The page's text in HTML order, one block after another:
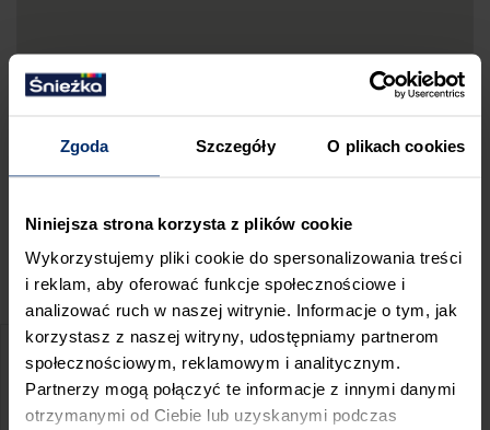
Zgoda Szczegóły O plikach cookies
Niniejsza strona korzysta z plików cookie
Wykorzystujemy pliki cookie do spersonalizowania treści
i reklam, aby oferować funkcje społecznościowe i
analizować ruch w naszej witrynie. Informacje o tym, jak
korzystasz z naszej witryny, udostępniamy partnerom
społecznościowym, reklamowym i analitycznym.
Partnerzy mogą połączyć te informacje z innymi danymi
otrzymanymi od Ciebie lub uzyskanymi podczas
ZGŁOŚ BŁĄD
PRZED WIZYTĄ W SKLEPIE POLECAMY: